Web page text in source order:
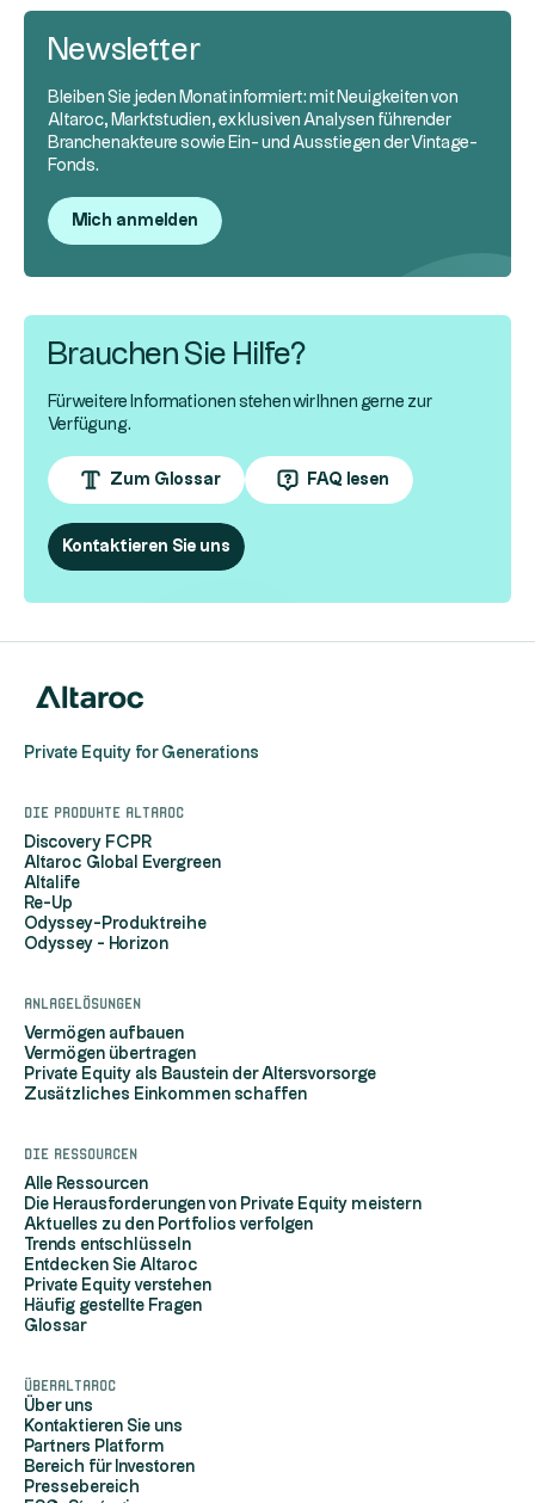
Newsletter
Bleiben Sie jeden Monat informiert: mit Neuigkeiten von
Altaroc, Marktstudien, exklusiven Analysen führender
Branchenakteure sowie Ein- und Ausstiegen der Vintage-
Fonds.
Mich anmelden
Brauchen Sie Hilfe?
Für weitere Informationen stehen wir Ihnen gerne zur
Verfügung.
Zum Glossar FAQ lesen
Kontaktieren Sie uns
Private Equity for Generations
Die Produkte Altaroc
Discovery FCPR
Altaroc Global Evergreen
Altalife
Re-Up
Odyssey-Produktreihe
Odyssey - Horizon
Anlagelösungen
Vermögen aufbauen
Vermögen übertragen
Private Equity als Baustein der Altersvorsorge
Zusätzliches Einkommen schaffen
Die Ressourcen
Alle Ressourcen
Die Herausforderungen von Private Equity meistern
Aktuelles zu den Portfolios verfolgen
Trends entschlüsseln
Entdecken Sie Altaroc
Private Equity verstehen
Häufig gestellte Fragen
Glossar
ÜberAltaroc
Über uns
Kontaktieren Sie uns
Partners Platform
Bereich für Investoren
Pressebereich